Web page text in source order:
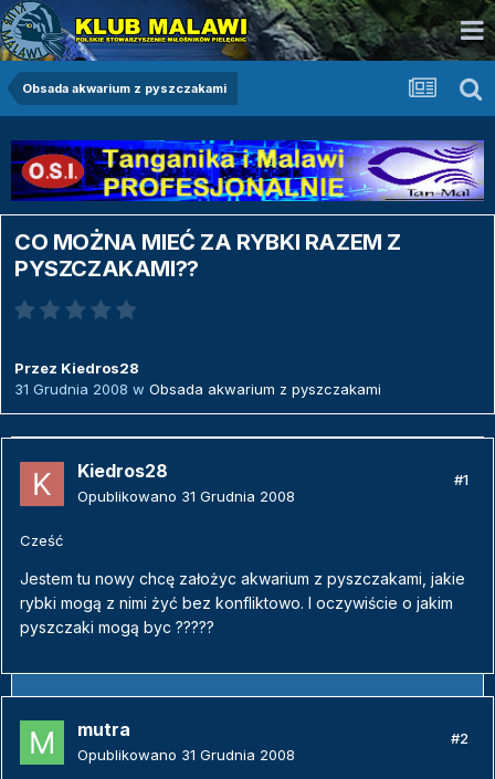
Obsada akwarium z pyszczakami
CO MOŻNA MIEĆ ZA RYBKI RAZEM Z
PYSZCZAKAMI??
Przez Kiedros28
31 Grudnia 2008 w Obsada akwarium z pyszczakami
Kiedros28
Opublikowano 31 Grudnia 2008
#1
Cześć
Jestem tu nowy chcę założyc akwarium z pyszczakami, jakie
rybki mogą z nimi żyć bez konfliktowo. I oczywiście o jakim
pyszczaki mogą byc ?????
mutra
Opublikowano 31 Grudnia 2008
#2